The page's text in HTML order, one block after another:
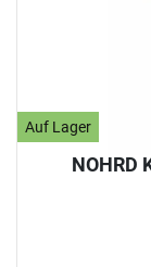
Auf Lager
NOHRD